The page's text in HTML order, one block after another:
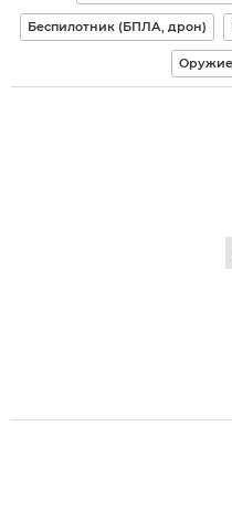
Беспилотник (БПЛА, дрон)
Оружие